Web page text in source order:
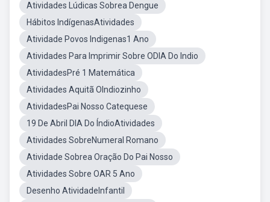
Atividades Lúdicas Sobrea Dengue
Hábitos IndígenasAtividades
Atividade Povos Indigenas1 Ano
Atividades Para Imprimir Sobre ODIA Do Indio
AtividadesPré 1 Matemática
Atividades Aquitã OIndiozinho
AtividadesPai Nosso Catequese
19 De Abril DIA Do ÍndioAtividades
Atividades SobreNumeral Romano
Atividade Sobrea Oração Do Pai Nosso
Atividades Sobre OAR 5 Ano
Desenho AtividadeInfantil